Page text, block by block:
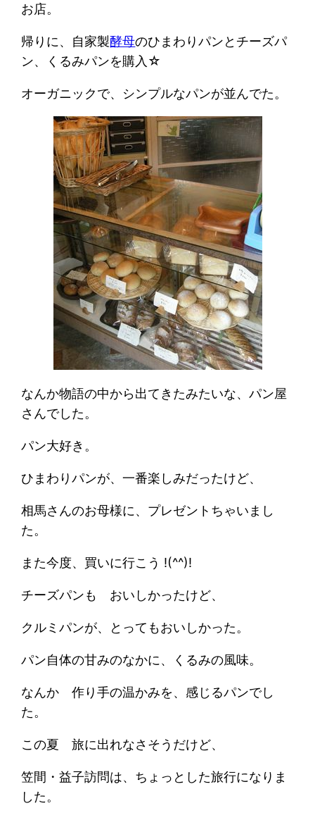
お店。
帰りに、自家製酵母のひまわりパンとチーズパ
ン、くるみパンを購入☆
オーガニックで、シンプルなパンが並んでた。
なんか物語の中から出てきたみたいな、パン屋
さんでした。
パン大好き。
ひまわりパンが、一番楽しみだったけど、
相馬さんのお母様に、プレゼントちゃいまし
た。
また今度、買いに行こう !(^^)!
チーズパンも おいしかったけど、
クルミパンが、とってもおいしかった。
パン自体の甘みのなかに、くるみの風味。
なんか 作り手の温かみを、感じるパンでし
た。
この夏 旅に出れなさそうだけど、
笠間・益子訪問は、ちょっとした旅行になりま
した。